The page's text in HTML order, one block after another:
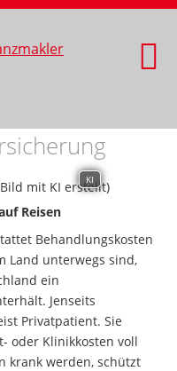
KI
Reisen
Behandlungskosten
Land unterwegs sind,
ein
Jenseits
Privatpatient. Sie
oder Klinikkosten voll
krank werden, schützt